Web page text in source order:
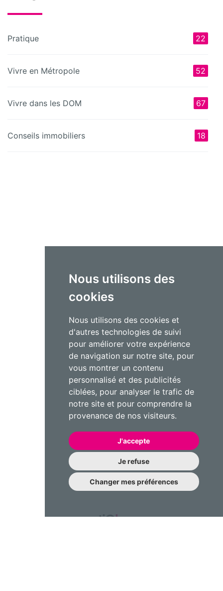
Nous utilisons des
cookies
Nous utilisons des cookies et
d'autres technologies de suivi
pour améliorer votre expérience
de navigation sur notre site, pour
vous montrer un contenu
personnalisé et des publicités
ciblées, pour analyser le trafic de
notre site et pour comprendre la
provenance de nos visiteurs.
J'accepte
Je refuse
Changer mes préférences
Pratique 22
Vivre en Métropole 52
Vivre dans les DOM 67
Conseils immobiliers 18